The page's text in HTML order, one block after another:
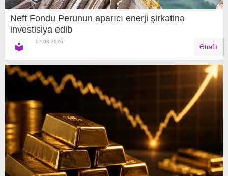
Neft Fondu Perunun aparıcı enerji şirkətinə
investisiya edib
07.08.2026
Ətraflı